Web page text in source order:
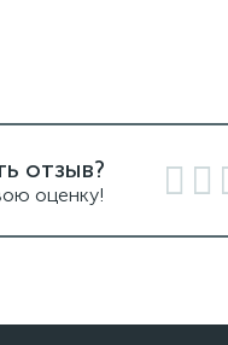
отзыв?
оценку!